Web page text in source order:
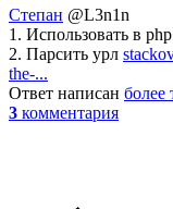
Степан @L3n1n
1. Использовать в
2. Парсить урл
the-...
Ответ написан более
3 комментария